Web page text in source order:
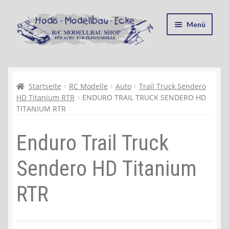
Zur
Navigation
springen
Zum
Inhalt
springen
Menü
Kasse
Mein Konto
Recycling, Entsorgung und Umwelt
Shop
Warenkorb
Ablauf einer Bestellung
Startseite RC Modelle Auto
Trail Truck Sendero
HD Titanium RTR
ENDURO TRAIL TRUCK SENDERO HD
TITANIUM RTR
Enduro Trail Truck
Sendero HD Titanium
RTR